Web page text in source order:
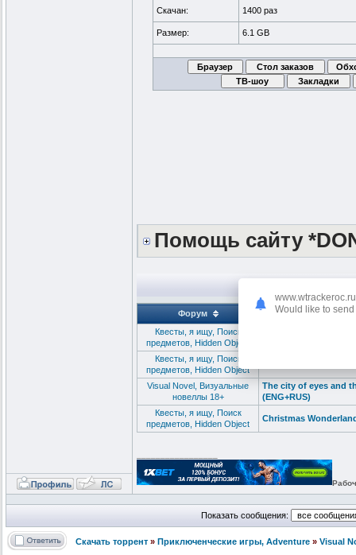
Скачан: 1400 раз
Размер: 6.1 GB
Помощь сайту
Форум
Квесты, я ищу, Поиск
предметов, Hidden Object
Квесты, я ищу, Поиск
предметов, Hidden Object
Visual Novel, Визуальные
новеллы 18+
The city of eyes and
(ENG+RUS)
Квесты, я ищу, Поиск
предметов, Hidden Object
Christmas
Показать сообщения:
Скачать торрент » Приключенческие игры, Adventure » Visual
www.wtrackeroc.ru
Would like to